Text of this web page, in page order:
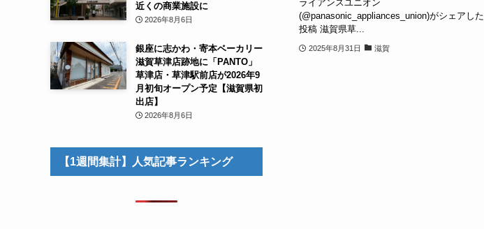
ライアンスユニオン
(@panasonic_appliances_union)がシェアした
投稿 滋賀県草...
2025年8月31日 滋賀
近くの商業施設に
2026年8月6日
銀座に志かわ・寄本ベーカリー
滋賀草津店跡地に「PANTO」
草津店・草津駅前店が2026年9
月初旬オープン予定【滋賀県初
出店】
2026年8月6日
【1週間集計】人気記事ランキング